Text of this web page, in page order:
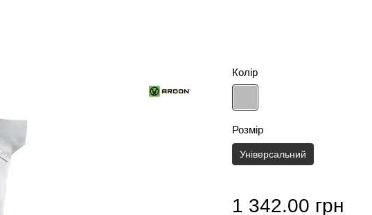
Колір
Розмір
Універсальний
1 342.00 грн